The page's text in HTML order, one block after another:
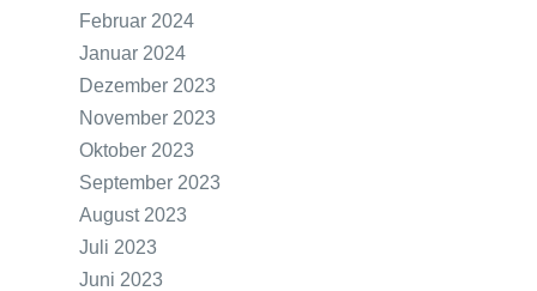
Februar 2024
Januar 2024
Dezember 2023
November 2023
Oktober 2023
September 2023
August 2023
Juli 2023
Juni 2023